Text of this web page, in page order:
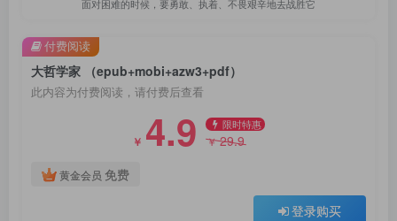
面对困难的时候，要勇敢、执着、不畏艰辛地去战胜它
大哲学家 （epub+mobi+azw3+pdf）
此内容为付费阅读，请付费后查看
￥ 4.9 限时特惠
￥29.9
黄金会员 免费
登录购买
付费阅读